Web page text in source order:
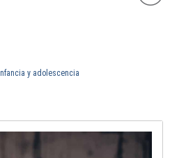
Infancia y adolescencia